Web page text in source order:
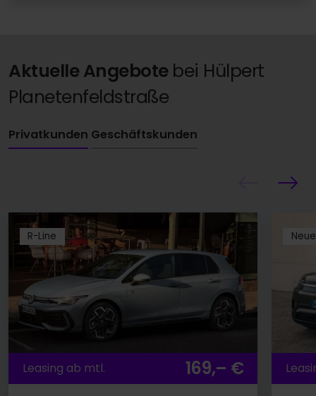
Aktuelle Angebote bei Hülpert
Planetenfeldstraße
Privatkunden Geschäftskunden
R-Line
Leasing ab mtl. 169,– €